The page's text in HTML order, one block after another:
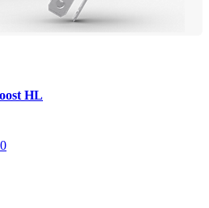
HL